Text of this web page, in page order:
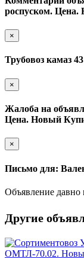
роспуском.
×
Трубовоз камаз
×
Жалоба на
Цена. Новый
×
Письмо для:
Объявление давно
Другие